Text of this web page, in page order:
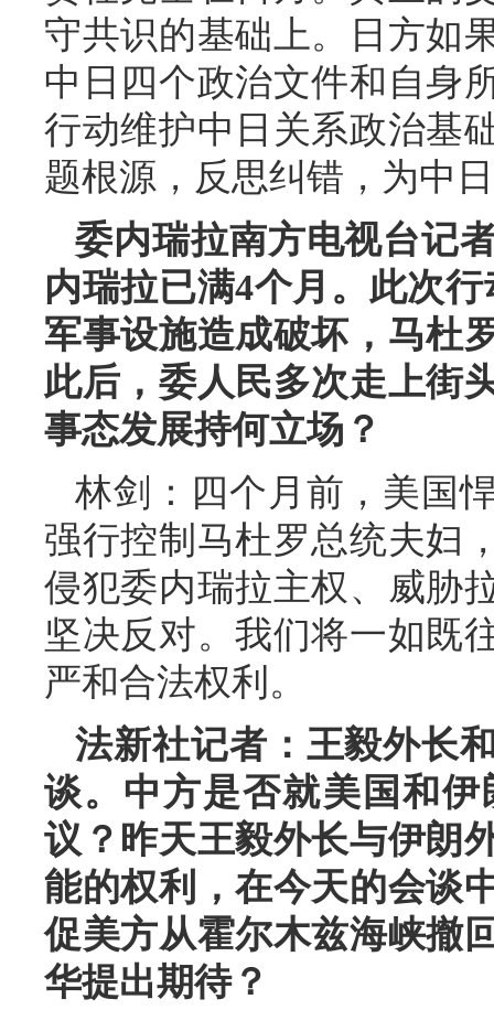
守共识的基础上。日方如
中日四个政治文件和自身
行动维护中日关系政治基
题根源，反思纠错，为中
委内瑞拉南方电视台记
内瑞拉已满4个月。此次
军事设施造成破坏，马杜
此后，委人民多次走上街
事态发展持何立场？
林剑：四个月前，美国
强行控制马杜罗总统夫妇
侵犯委内瑞拉主权、威胁
坚决反对。我们将一如既
严和合法权利。
法新社记者：王毅外长
谈。中方是否就美国和
议？昨天王毅外长与伊朗
能的权利，在今天的会谈
促美方从霍尔木兹海峡撤
华提出期待？